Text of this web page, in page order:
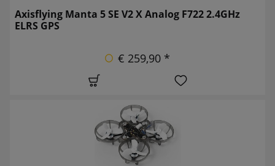
Axisflying Manta 5 SE V2 X Analog F722 2.4GHz
ELRS GPS
€ 259,90 *